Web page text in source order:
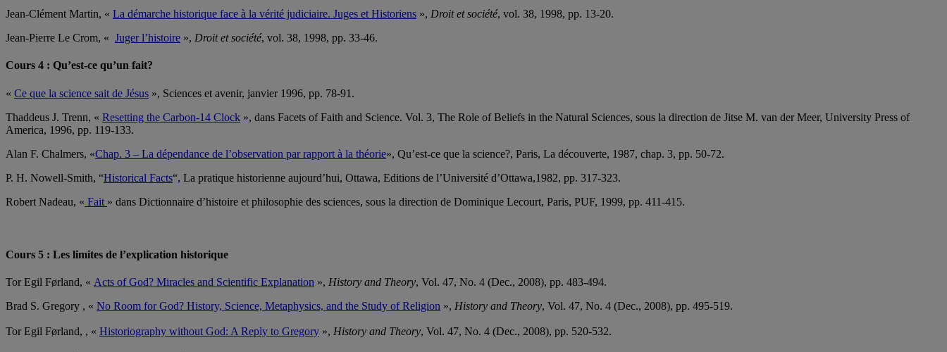
Jean-Clément Martin, « La démarche historique face à la vérité judiciaire. Juges et Historiens », Droit et société, vol. 38, 1998, pp. 13-20.
Jean-Pierre Le Crom, « Juger l’histoire », Droit et société, vol. 38, 1998, pp. 33-46.
Cours 4 : Qu’est-ce qu’un fait?
« Ce que la science sait de Jésus », Sciences et avenir, janvier 1996, pp. 78-91.
Thaddeus J. Trenn, « Resetting the Carbon-14 Clock », dans Facets of Faith and Science. Vol. 3, The Role of Beliefs in the Natural Sciences, sous la direction de Jitse M. van der Meer, University Press of
America, 1996, pp. 119-133.
Alan F. Chalmers, «Chap. 3 – La dépendance de l’observation par rapport à la théorie», Qu’est-ce que la science?, Paris, La découverte, 1987, chap. 3, pp. 50-72.
P. H. Nowell-Smith, “Historical Facts“, La pratique historienne aujourd’hui, Ottawa, Editions de l’Université d’Ottawa,1982, pp. 317-323.
Robert Nadeau, « Fait » dans Dictionnaire d’histoire et philosophie des sciences, sous la direction de Dominique Lecourt, Paris, PUF, 1999, pp. 411-415.
Cours 5 : Les limites de l’explication historique
Tor Egil Førland, « Acts of God? Miracles and Scientific Explanation », History and Theory, Vol. 47, No. 4 (Dec., 2008), pp. 483-494.
Brad S. Gregory , « No Room for God? History, Science, Metaphysics, and the Study of Religion », History and Theory, Vol. 47, No. 4 (Dec., 2008), pp. 495-519.
Tor Egil Førland, , « Historiography without God: A Reply to Gregory », History and Theory, Vol. 47, No. 4 (Dec., 2008), pp. 520-532.